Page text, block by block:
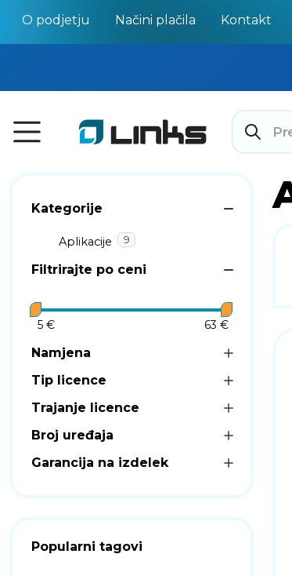
O podjetju Načini plačila Kontakt
Kategorije
Aplikacije 9
Filtrirajte po ceni
5 € 63 €
Namjena
Tip licence
Trajanje licence
Broj uređaja
Garancija na izdelek
Popularni tagovi